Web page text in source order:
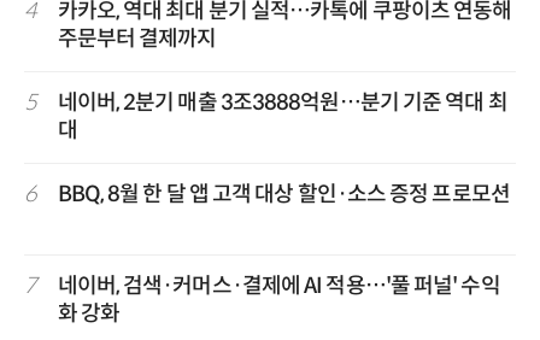
4
카카오, 역대 최대 분기 실적…카톡에 쿠팡이츠 연동해
주문부터 결제까지
5
네이버, 2분기 매출 3조3888억원…분기 기준 역대 최
대
6 BBQ, 8월 한 달 앱 고객 대상 할인·소스 증정 프로모션
7
네이버, 검색·커머스·결제에 AI 적용…'풀 퍼널' 수익
화 강화